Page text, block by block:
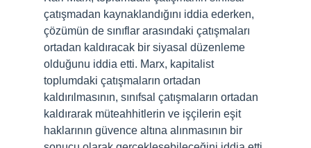
çatışmadan kaynaklandığını iddia ederken,
çözümün de sınıflar arasındaki çatışmaları
ortadan kaldıracak bir siyasal düzenleme
olduğunu iddia etti. Marx, kapitalist
toplumdaki çatışmaların ortadan
kaldırılmasının, sınıfsal çatışmaların ortadan
kaldırarak müteahhitlerin ve işçilerin eşit
haklarının güvence altına alınmasının bir